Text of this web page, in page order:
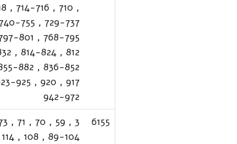
,
710
,
714-716
,
729-737
,
755
768-795
,
801
812
,
814-824
,
836-852
,
882
917
,
920
,
925
942-972
6155
3
,
59
,
70
,
71
,
89-104
,
108
,
114